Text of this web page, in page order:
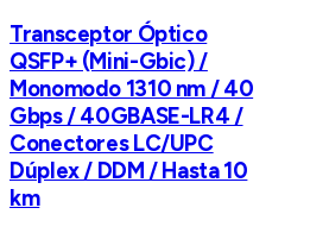
Transceptor Óptico
QSFP+ (Mini-Gbic) /
Monomodo 1310 nm / 40
Gbps / 40GBASE-LR4 /
Conectores LC/UPC
Dúplex / DDM / Hasta 10
km